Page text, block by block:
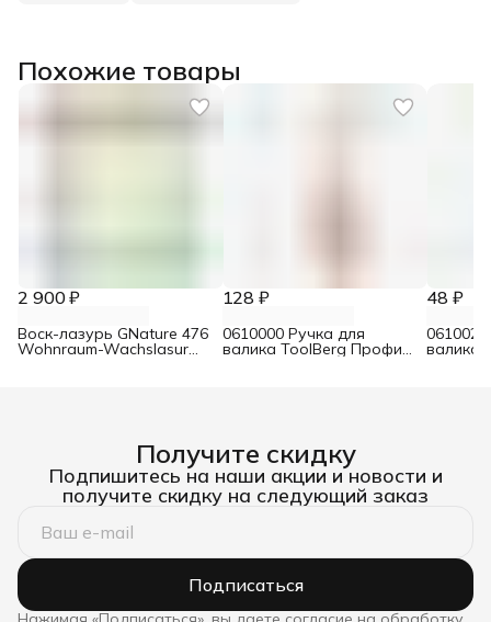
Похожие товары
2 900 ₽
Воск-лазурь GNature 476
Wohnraum-Wachslasur
128 ₽
0610000 Ручка для
валика ToolBerg Профи
48 ₽
валика
Получите скидку
Подпишитесь на наши акции и новости и
получите скидку на следующий заказ
Подписаться